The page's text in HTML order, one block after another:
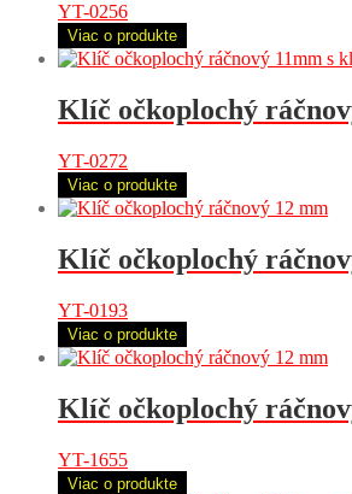
YT-0256
Viac o produkte
Klíč očkoplochý
YT-0272
Viac o produkte
Klíč očkoplochý
YT-0193
Viac o produkte
Klíč očkoplochý
YT-1655
Viac o produkte